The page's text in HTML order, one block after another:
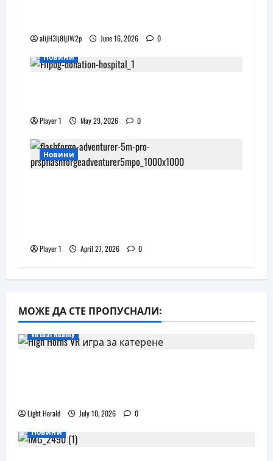
alijH3lj8ljJW2p June 16, 2026
0
Новини
Player 1 May 29, 2026 0
Новини
Player 1 April 27, 2026 0
МОЖЕ ДА СТЕ ПРОПУСНАЛИ:
Virtual Reality
Light Herald July 10, 2026
0
Новини